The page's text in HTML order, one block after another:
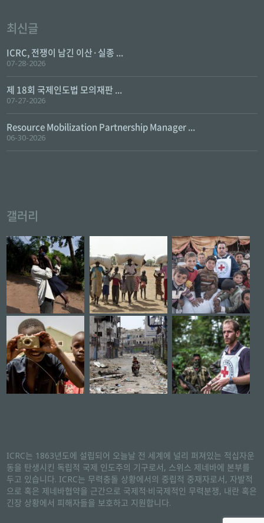
최신글
ICRC, 전쟁이 남긴 이산·실종 ...
07-28-2026
제 18회 국제인도법 모의재판 ...
07-27-2026
Resource Mobilization Partnership Manager ...
06-30-2026
갤러리
ICRC는 1863년도에 설립되어 오늘날 전 세계에 널리 퍼져있는 적십자운
동을 탄생시킨 독립적 국제 인도주의 기구로서, 스위스 제네바에 본부를
두고 있습니다. ICRC는 무력충돌 상황에서의 중립적 중재자로서, 자발적
으로 혹은 제네바협약을 근간으로 국제적·비국제적인 무력분쟁, 내란 혹은
긴장 상황에서 피해자들을 보호하고 지원합니다.